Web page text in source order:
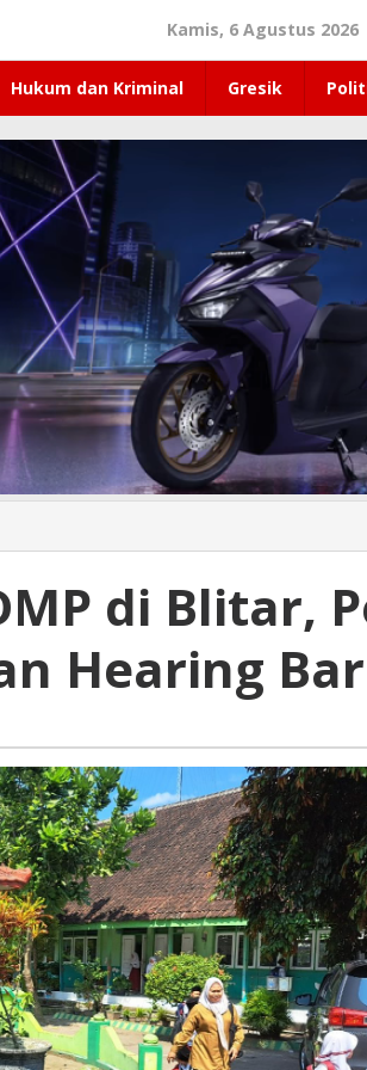
Kamis, 6 Agustus 2026
Hukum dan Kriminal Gresik
di Blitar,
Hearing